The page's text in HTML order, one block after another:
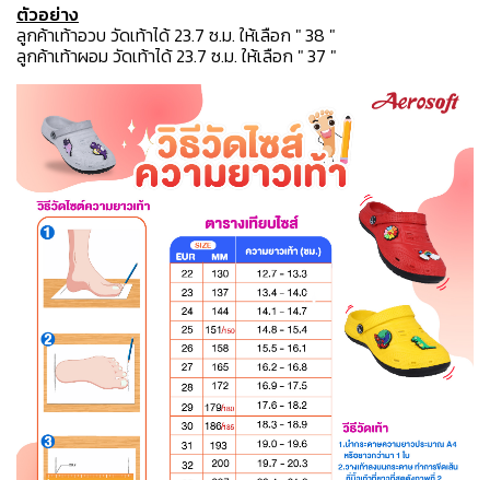
ตัวอย่าง
ลูกค้าเท้าอวบ วัดเท้าได้ 23.7 ซ.ม. ให้เลือก " 38 "
ลูกค้าเท้าผอม วัดเท้าได้ 23.7 ซ.ม. ให้เลือก " 37 "